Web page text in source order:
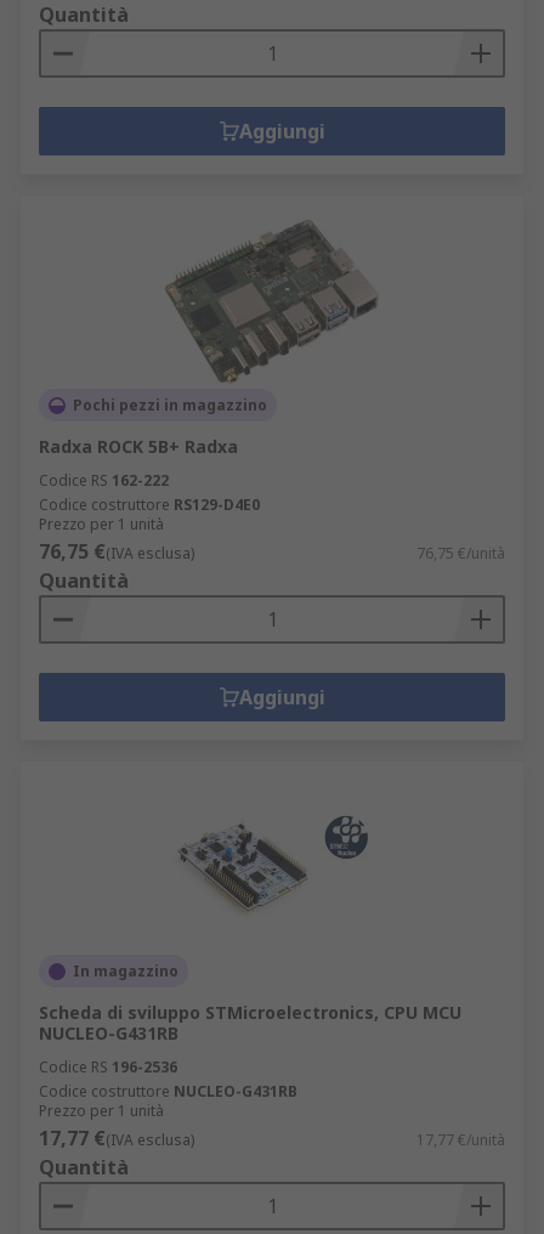
Quantità
Aggiungi
Pochi pezzi in magazzino
Radxa ROCK 5B+ Radxa
Codice RS 162-222
Codice costruttore RS129-D4E0
Prezzo per 1 unità
76,75 €(IVA esclusa) 76,75 €/unità
Quantità
Aggiungi
In magazzino
Scheda di sviluppo STMicroelectronics, CPU MCU
NUCLEO-G431RB
Codice RS 196-2536
Codice costruttore NUCLEO-G431RB
Prezzo per 1 unità
17,77 €(IVA esclusa) 17,77 €/unità
Quantità